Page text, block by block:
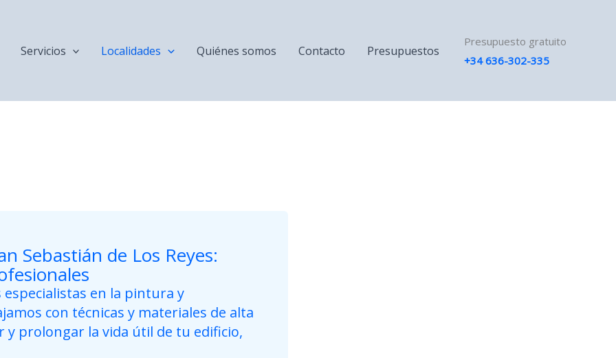
Servicios Localidades Quiénes somos Contacto Presupuestos
Presupuesto gratuito
+34 636-302-335
Sebastián de Los Reyes:
especialistas en la pintura y
con técnicas y materiales de alta
y prolongar la vida útil de tu edificio,